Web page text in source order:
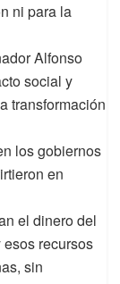
ni para la
Alfonso
social y
transformación
los gobiernos
en
el dinero del
recursos
sin